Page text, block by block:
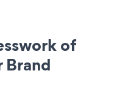
of
Brand